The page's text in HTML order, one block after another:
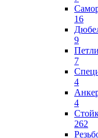
16
9
7
4
4
262